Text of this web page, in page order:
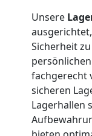
Unsere
Sicherheit
fachgerecht
sicheren
Lagerhallen
Umzug